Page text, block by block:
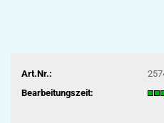
Art.Nr.:
Bearbeitungszeit: